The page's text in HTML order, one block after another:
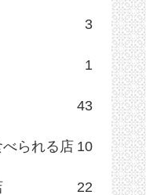
3
1
43
られる店 10
22